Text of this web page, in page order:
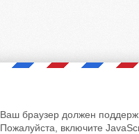
Ваш браузер должен
Пожалуйста, включите